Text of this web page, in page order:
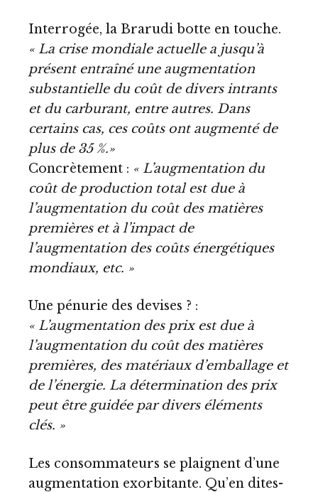
Interrogée, la Brarudi botte en touche.
« La crise mondiale actuelle a jusqu’à
présent entraîné une augmentation
substantielle du coût de divers intrants
et du carburant, entre autres. Dans
certains cas, ces coûts ont augmenté de
plus de 35 %.»
Concrètement : « L’augmentation du
coût de production total est due à
l’augmentation du coût des matières
premières et à l’impact de
l’augmentation des coûts énergétiques
mondiaux, etc. »
Une pénurie des devises ? :
« L’augmentation des prix est due à
l’augmentation du coût des matières
premières, des matériaux d’emballage et
de l’énergie. La détermination des prix
peut être guidée par divers éléments
clés. »
Les consommateurs se plaignent d’une
augmentation exorbitante. Qu’en dites-